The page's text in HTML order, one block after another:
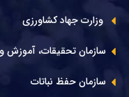
وزارت جهاد کشاورزی
سازمان تحقیقات، آموزش
سازمان حفظ نباتات